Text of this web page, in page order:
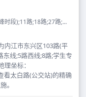
时段);11路;18路;27路;...
内江市东兴区103路(平
东线;5路西线;8路;学生专
坐标：
看太白路(公交站)的精确
。